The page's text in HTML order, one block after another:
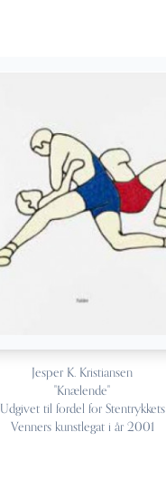
Jesper K. Kristiansen
"Knælende"
Udgivet til fordel for Stentrykkets
Venners kunstlegat i år 2001